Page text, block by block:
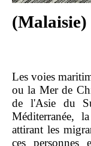
(Malaisie)
Les voies
ou la Mer de
de l'Asie du
Méditerranée,
attirant les
ces personnes